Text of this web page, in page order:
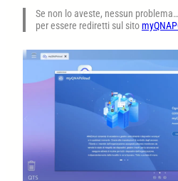
Se non lo aveste, nessun
per essere rediretti sul sito